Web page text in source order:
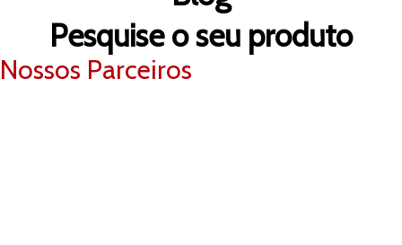
Pesquise o seu produto
Nossos Parceiros